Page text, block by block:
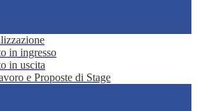
in ingresso
in uscita
e Proposte di Stage